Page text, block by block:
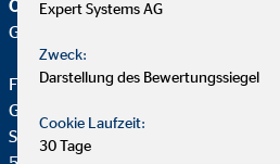
OVB Vermögensberatung AG
Geschäftsstelle | Siegen
Fabian Engelmann
Geschäftsstellenleiter für die OVB
Spandauer Str. 32
Expert Systems AG
Zweck:
Darstellung des Bewertungssiegel
Cookie Laufzeit:
30 Tage